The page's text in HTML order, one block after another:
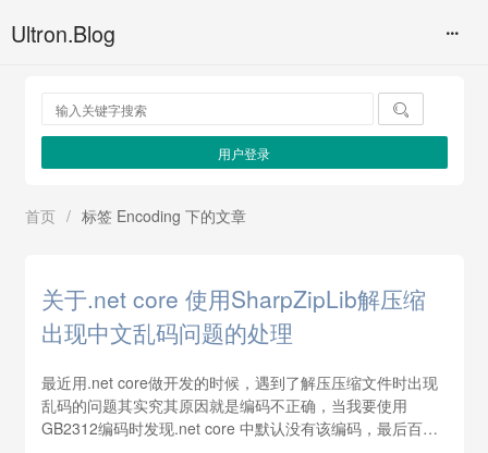
Ultron.Blog

用户登录
首页 / 标签 Encoding 下的文章
关于.net core 使用SharpZipLib解压缩
出现中文乱码问题的处理
最近用.net core做开发的时候，遇到了解压压缩文件时出现
乱码的问题其实究其原因就是编码不正确，当我要使用
GB2312编码时发现.net core 中默认没有该编码，最后百度